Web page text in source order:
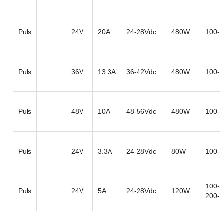
Puls 24V 20A 24-28Vdc 480W
Puls 36V 13.3A 36-42Vdc 480W
Puls 48V 10A 48-56Vdc 480W
Puls 24V 3.3A 24-28Vdc 80W
Puls 24V 5A 24-28Vdc 120W